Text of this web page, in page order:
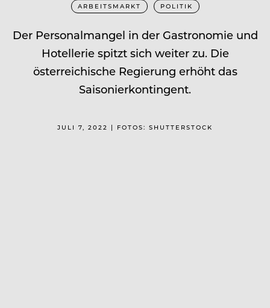
ARBEITSMARKT POLITIK
Der Personalmangel in der Gastronomie und
Hotellerie spitzt sich weiter zu. Die
österreichische Regierung erhöht das
Saisonierkontingent.
JULI 7, 2022 | FOTOS: SHUTTERSTOCK